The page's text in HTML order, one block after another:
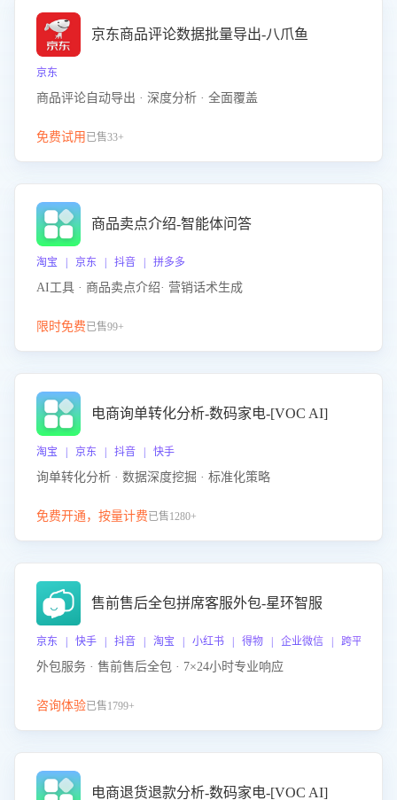
京东商品评论数据批量导出-八爪鱼
京东
商品评论自动导出 · 深度分析 · 全面覆盖
免费试用 已售33+
商品卖点介绍-智能体问答
淘宝 | 京东 | 抖音 | 拼多多
AI工具 · 商品卖点介绍· 营销话术生成
限时免费已售99+
电商询单转化分析-数码家电-[VOC AI]
淘宝 | 京东 | 抖音 | 快手
询单转化分析 · 数据深度挖掘 · 标准化策略
免费开通，按量计费已售1280+
售前售后全包拼席客服外包-星环智服
京东 | 快手 | 抖音 | 淘宝 | 小红书 | 得物 | 企业微信 | 跨平台
外包服务 · 售前售后全包 · 7×24小时专业响应
咨询体验已售1799+
电商退货退款分析-数码家电-[VOC AI]